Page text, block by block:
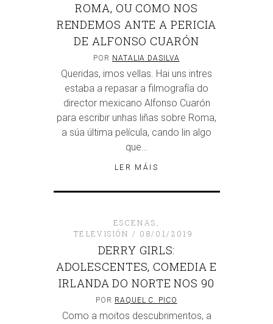
ROMA, OU COMO NOS
RENDEMOS ANTE A PERICIA
DE ALFONSO CUARÓN
POR NATALIA DASILVA
Queridas, imos vellas. Hai uns intres
estaba a repasar a filmografía do
director mexicano Alfonso Cuarón
para escribir unhas liñas sobre Roma,
a súa última película, cando lin algo
que…
LER MÁIS
ESCENAS ,
TELEVISIÓN
08/01/2019
DERRY GIRLS:
ADOLESCENTES, COMEDIA E
IRLANDA DO NORTE NOS 90
POR RAQUEL C. PICO
Como a moitos descubrimentos, a